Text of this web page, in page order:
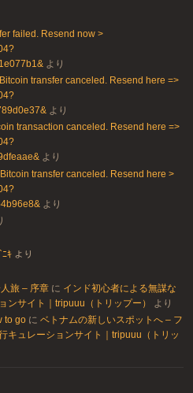
failed. Resend now >
より
Bitcoin transfer canceled. Resend here =>
より
transaction canceled. Resend here =>
より
transfer canceled. Resend here >
より
ﾆｷより
旅 – 序章に インド初心者による無謀な
ンサイト｜tripuuu（トリップー）
より
to goに ベトナムの新しいスポットへ – フ
キュレーションサイト｜tripuuu（トリッ